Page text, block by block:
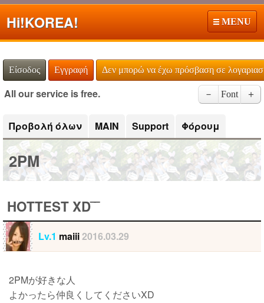
Hi!KOREA! MENU
Είσοδος Εγγραφή Δεν μπορώ να έχω πρόσβαση σε
All our service is free. － Font ＋
Προβολή όλων MAIN Support Φόρουμ
2PM
HOTTEST XD‾‾
Lv.1 maiii2016.03.29
2PMが好きな人
よかったら仲良くしてくださいXD